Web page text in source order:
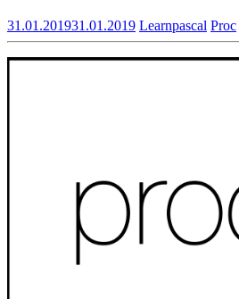
31.01.201931.01.2019 Learnpascal Proc